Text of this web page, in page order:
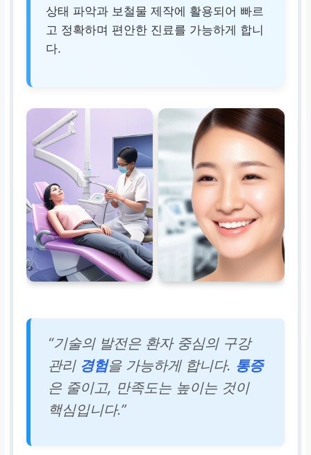
상태 파악과 보철물 제작에 활용되어 빠르
고 정확하며 편안한 진료를 가능하게 합니
다.
“기술의 발전은 환자 중심의 구강
관리 경험을 가능하게 합니다. 통증
은 줄이고, 만족도는 높이는 것이
핵심입니다.”